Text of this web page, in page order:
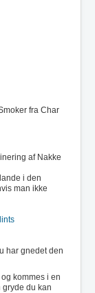
fra Char
af Nakke
i den
man ikke
har gnedet den
kommes i en
du kan